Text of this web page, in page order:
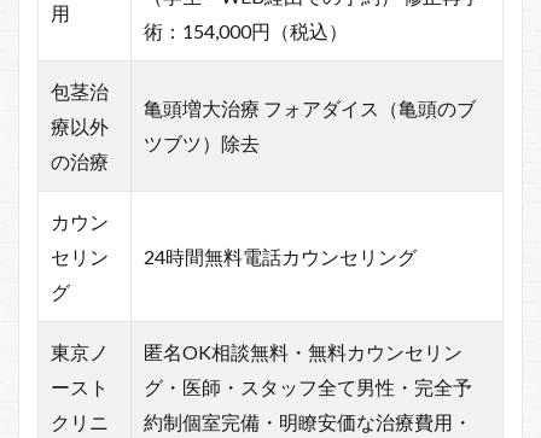
用
術：154,000円（税込）
包茎治
療以外
の治療
亀頭増大治療 フォアダイス（亀頭のブ
ツブツ）除去
カウン
セリン
グ
24時間無料電話カウンセリング
東京ノ
ースト
クリニ
匿名OK相談無料・無料カウンセリン
グ・医師・スタッフ全て男性・完全予
約制個室完備・明瞭安価な治療費用・